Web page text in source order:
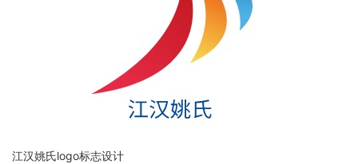
江汉姚氏logo标志设计